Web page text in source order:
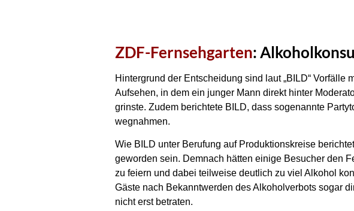
ZDF-Fernsehgarten:
Hintergrund der Entscheidung sind laut „BILD“
Aufsehen, in dem ein junger Mann direkt hinter
grinste. Zudem berichtete BILD, dass sogenannte
wegnahmen.
Wie BILD unter Berufung auf Produktionskreise
geworden sein. Demnach hätten einige Besucher den
zu feiern und dabei teilweise deutlich zu viel Alkohol
Gäste nach Bekanntwerden des Alkoholverbots sogar
nicht erst betraten.